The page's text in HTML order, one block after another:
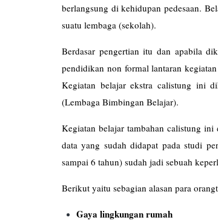
berlangsung di kehidupan pedesaan.
suatu lembaga (sekolah).
Berdasar pengertian itu dan apabila
pendidikan non formal lantaran
Kegiatan belajar ekstra calistung ini
(Lembaga
Kegiatan belajar tambahan calistung
data yang sudah didapat pada studi
sampai 6 tahun) sudah jadi sebuah
Berikut yaitu sebagian alasan para
Gaya lingkungan rumah